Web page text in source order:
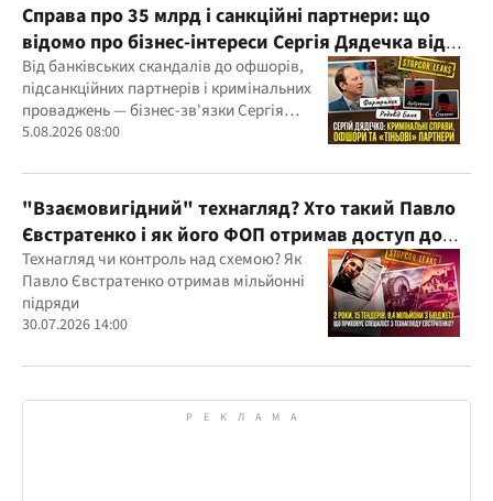
Справа про 35 млрд і санкційні партнери: що
відомо про бізнес-інтереси Сергія Дядечка від
"Родовід Банку" до "ФАРМАСЕЛ"
Від банківських скандалів до офшорів,
підсанкційних партнерів і кримінальних
проваджень — бізнес-зв'язки Сергія
Дядечка й досі простягаються через
5.08.2026 08:00
"Взаємовигідний" технагляд? Хто такий Павло
Євстратенко і як його ФОП отримав доступ до
бюджетних мільйонів?
Технагляд чи контроль над схемою? Як
Павло Євстратенко отримав мільйонні
підряди
30.07.2026 14:00